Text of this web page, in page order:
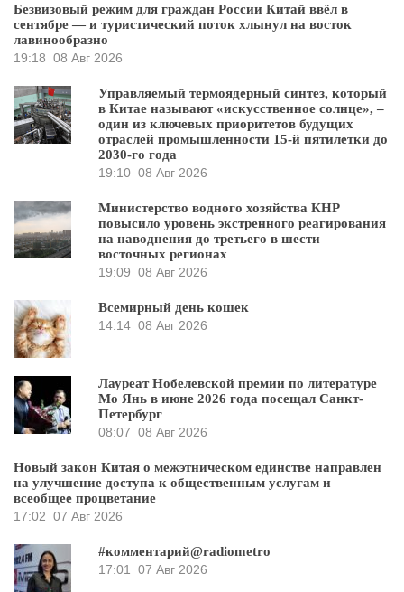
Безвизовый режим для граждан России Китай ввёл в
сентябре — и туристический поток хлынул на восток
лавинообразно
19:18 08 Авг 2026
Управляемый термоядерный синтез, который
в Китае называют «искусственное солнце», –
один из ключевых приоритетов будущих
отраслей промышленности 15-й пятилетки до
2030-го года
19:10 08 Авг 2026
Министерство водного хозяйства КНР
повысило уровень экстренного реагирования
на наводнения до третьего в шести
восточных регионах
19:09 08 Авг 2026
Всемирный день кошек
14:14 08 Авг 2026
Лауреат Нобелевской премии по литературе
Мо Янь в июне 2026 года посещал Санкт-
Петербург
08:07 08 Авг 2026
Новый закон Китая о межэтническом единстве направлен
на улучшение доступа к общественным услугам и
всеобщее процветание
17:02 07 Авг 2026
#комментарий@radiometro
17:01
07 Авг 2026